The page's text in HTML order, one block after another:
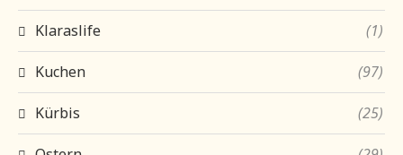
Klaraslife (1)
Kuchen (97)
Kürbis (25)